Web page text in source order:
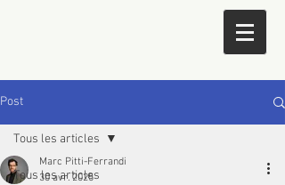
Post
Tous les articles
Tous les articles
Marc Pitti-Ferrandi
30 avr. 2025